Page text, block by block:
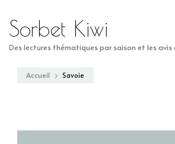
Sorbet Kiwi
Des lectures thématiques par saison et les avis
Accueil Savoie